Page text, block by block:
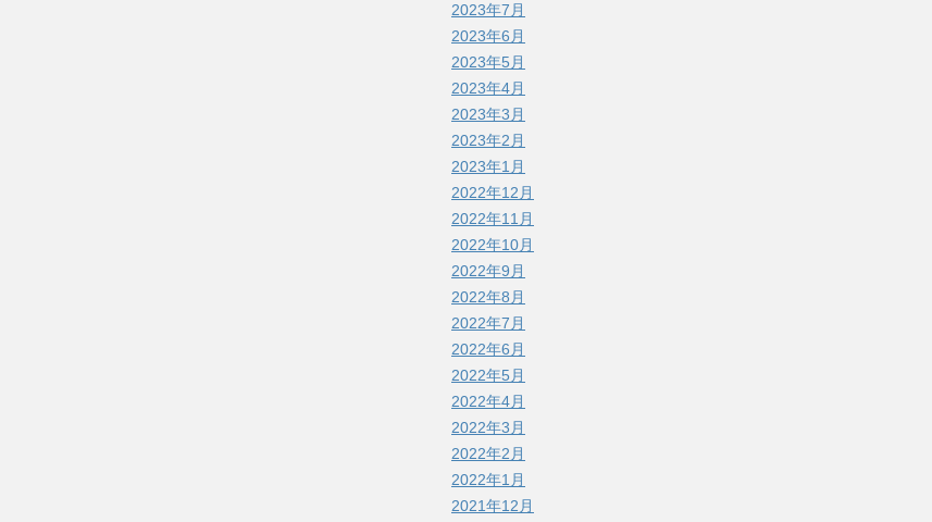
2023年7月
2023年6月
2023年5月
2023年4月
2023年3月
2023年2月
2023年1月
2022年12月
2022年11月
2022年10月
2022年9月
2022年8月
2022年7月
2022年6月
2022年5月
2022年4月
2022年3月
2022年2月
2022年1月
2021年12月